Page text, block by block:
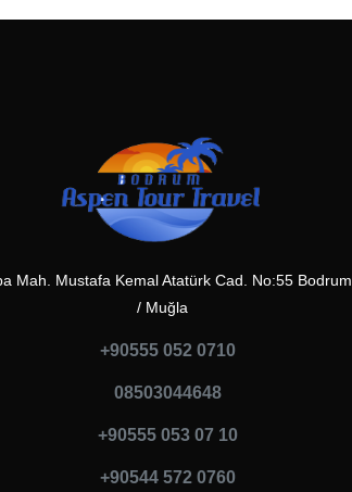
Mah. Mustafa Kemal Atatürk Cad. No:55 Bodrum
/ Muğla
+90555 052 0710
08503044648
+90555 053 07 10
+90544 572 0760